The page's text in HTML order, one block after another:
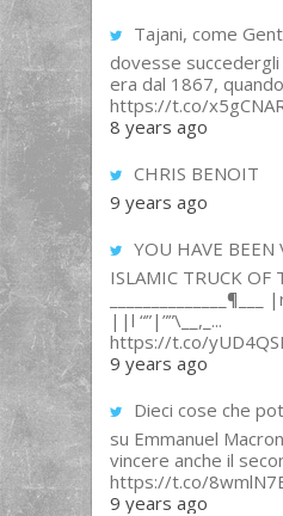
Tajani, come
dovesse succedergli
era dal 1867,
https://t.co/
8 years ago
CHRIS BENOIT
9 years ago
YOU HAVE BEEN
ISLAMIC TRUCK OF
||l “”|””\__,_...
https://t.co/
9 years ago
Dieci cose che
su Emmanuel
vincere anche il
https://t.co/
9 years ago